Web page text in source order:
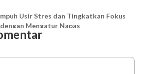
Usir Stres dan Tingkatkan Fokus
Mengatur Napas
dalam Tubuh